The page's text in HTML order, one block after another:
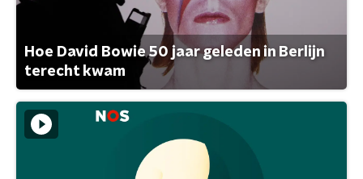
Hoe David Bowie 50 jaar geleden in Berlijn
terecht kwam